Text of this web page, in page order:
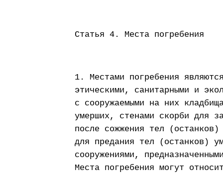
Статья 4. Места погребения
1. Местами погребения
этическими, санитарными и
с сооружаемыми на них
умерших, стенами скорби для
после сожжения тел
для предания тел (останков)
сооружениями,
Места погребения могут